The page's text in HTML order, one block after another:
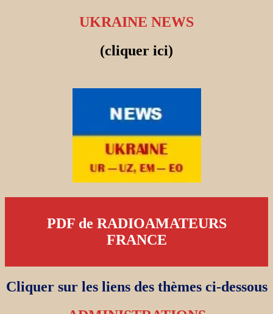
UKRAINE NEWS
(cliquer ici)
PDF de RADIOAMATEURS
FRANCE
Cliquer sur les liens des thèmes ci-dessous